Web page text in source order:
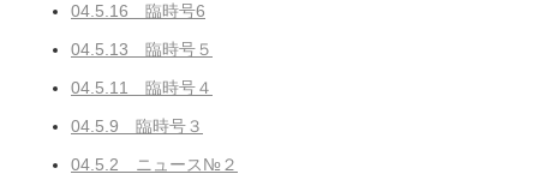
04.5.16 臨時号6
04.5.13 臨時号５
04.5.11 臨時号４
04.5.9 臨時号３
04.5.2 ニュース№２